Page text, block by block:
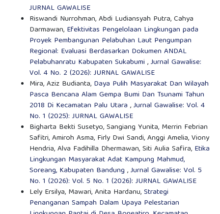
JURNAL GAWALISE
Riswandi Nurrohman, Abdi Ludiansyah Putra, Cahya
Darmawan, Efektivitas Pengelolaan Lingkungan pada
Proyek Pembangunan Pelabuhan Laut Pengumpan
Regional: Evaluasi Berdasarkan Dokumen ANDAL
Pelabuhanratu Kabupaten Sukabumi ,Jurnal Gawalise:
Vol. 4 No. 2 (2026): JURNAL GAWALISE
Mira, Aziz Budianta, Daya Pulih Masyarakat Dan Wilayah
Pasca Bencana Alam Gempa Bumi Dan Tsunami Tahun
2018 Di Kecamatan Palu Utara ,Jurnal Gawalise: Vol. 4
No. 1 (2025): JURNAL GAWALISE
Bigharta Bekti Susetyo, Sangiang Yunita, Merrin Febrian
Safitri, Amiroh Asma, Firly Dwi Sandi, Anggi Amelia, Viony
Hendria, Alva Fadihilla Dhermawan, Siti Aulia Safira, Etika
Lingkungan Masyarakat Adat Kampung Mahmud,
Soreang, Kabupaten Bandung ,Jurnal Gawalise: Vol. 5
No. 1 (2026): Vol. 5 No. 1 (2026): JURNAL GAWALISE
Lely Ersilya, Mawari, Anita Hardanu,Strategi
Penanganan Sampah Dalam Upaya Pelestarian